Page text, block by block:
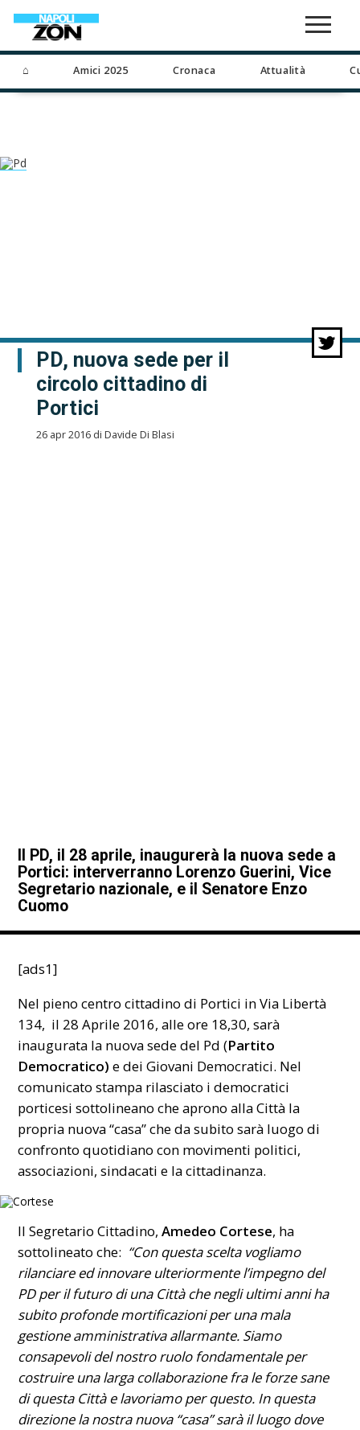
⌂ Amici 2025 Cronaca Attualità
PD, nuova sede per il
circolo cittadino di
Portici
26 apr 2016 di Davide Di Blasi
Il PD, il 28 aprile, inaugurerà la nuova sede a
Portici: interverranno Lorenzo Guerini, Vice
Segretario nazionale, e il Senatore Enzo
Cuomo
[ads1]
Nel pieno centro cittadino di Portici in Via Libertà
134, il 28 Aprile 2016, alle ore 18,30, sarà
inaugurata la nuova sede del Pd (Partito
Democratico) e dei Giovani Democratici. Nel
comunicato stampa rilasciato i democratici
porticesi sottolineano che aprono alla Città la
propria nuova “casa” che da subito sarà luogo di
confronto quotidiano con movimenti politici,
associazioni, sindacati e la cittadinanza.
Il Segretario Cittadino,Amedeo Cortese, ha
sottolineato che: “Con questa scelta vogliamo
rilanciare ed innovare ulteriormente l’impegno del
PD per il futuro di una Città che negli ultimi anni ha
subito profonde mortificazioni per una mala
gestione amministrativa allarmante. Siamo
consapevoli del nostro ruolo fondamentale per
costruire una larga collaborazione fra le forze sane
di questa Città e lavoriamo per questo. In questa
direzione la nostra nuova “casa” sarà il luogo dove